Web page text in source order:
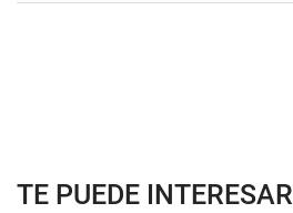
TE PUEDE INTERESAR